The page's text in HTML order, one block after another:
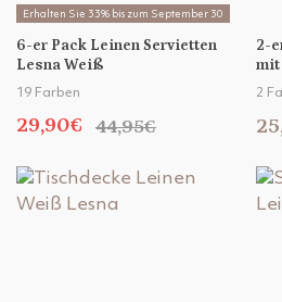
Erhalten Sie 33% bis zum September 30
6-er Pack Leinen Servietten
Lesna Weiß
19 Farben
29,90€ 44,95€
2-
mit
2